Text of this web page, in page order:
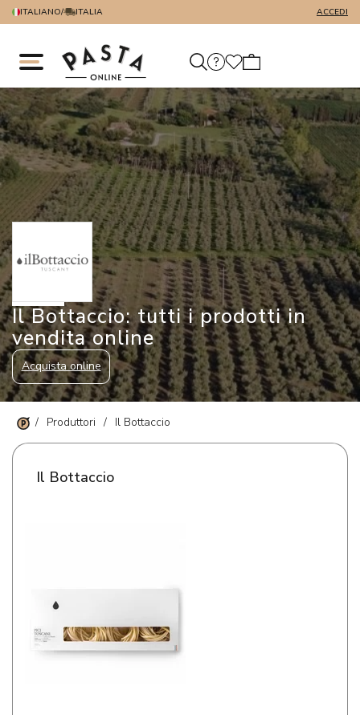
ITALIANO/ ITALIA ACCEDI
Il Bottaccio: tutti i prodotti in
vendita online
Acquista online
/ Produttori / Il Bottaccio
Il Bottaccio